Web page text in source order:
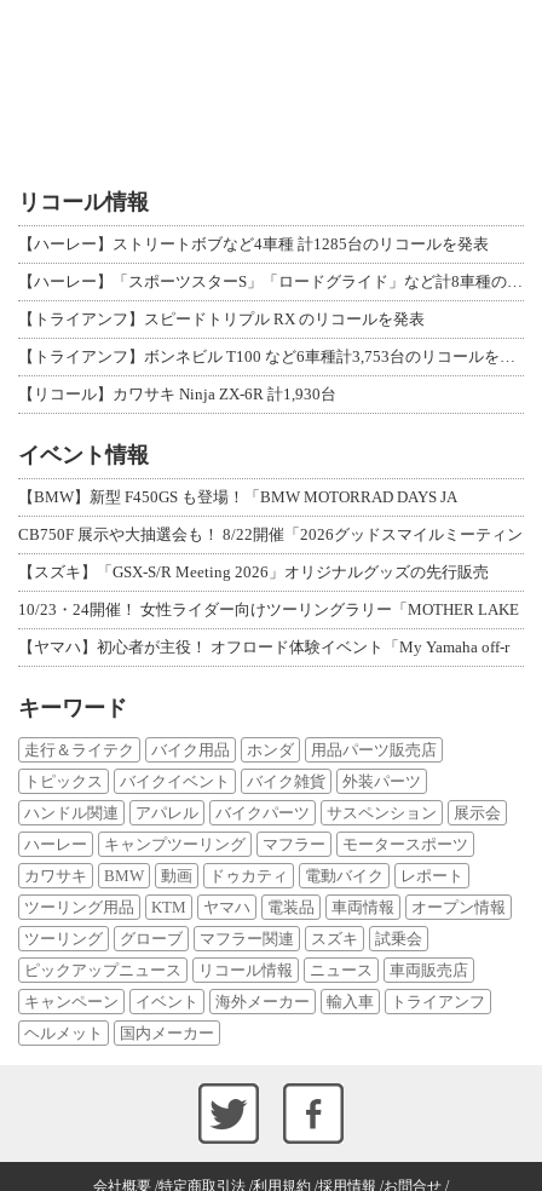
リコール情報
【ハーレー】ストリートボブなど4車種 計1285台のリコールを発表
【トライアンフ】スピードトリプル RX のリコールを発表
【リコール】カワサキ Ninja ZX-6R 計1,930台
イベント情報
【BMW】新型 F450GS も登場！「BMW MOTORRAD DAYS JA
CB750F 展示や大抽選会も！ 8/22開催「2026グッドスマイルミーティン
【スズキ】「GSX-S/R Meeting 2026」オリジナルグッズの先行販売
10/23・24開催！ 女性ライダー向けツーリングラリー「MOTHER LAKE
【ヤマハ】初心者が主役！ オフロード体験イベント「My Yamaha off-r
キーワード
走行＆ライテク バイク用品 ホンダ
用品パーツ販売店
トピックス
バイクイベント バイク雑貨
外装パーツ
ハンドル関連
アパレル バイクパーツ サスペンション
展示会
ハーレー
キャンプツーリング マフラー
モータースポーツ
カワサキ
BMW 動画 ドゥカティ 電動バイク
レポート
ツーリング用品
KTM ヤマハ 電装品 車両情報
オープン情報
ツーリング
グローブ マフラー関連 スズキ
試乗会
ピックアップニュース
リコール情報 ニュース
車両販売店
キャンペーン
イベント 海外メーカー 輸入車
トライアンフ
ヘルメット
国内メーカー
会社概要 特定商取引法 利用規約 採用情報 お問合せ